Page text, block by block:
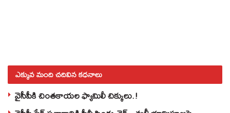
ఎక్కువ మంది చదివిన కధనాలు
వైసీపీకి చింతకాయల ఫ్యామిలీ చిక్కులు.!